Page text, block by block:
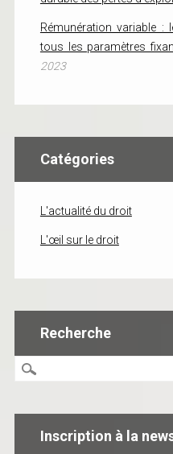
Rémunération variable
tous les paramètres
2023
Catégories
L'actualité du droit
L'œil sur le droit
Recherche
Inscription à la